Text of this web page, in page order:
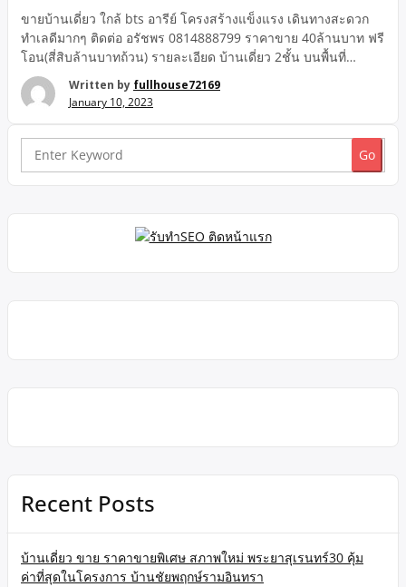
ขายบ้านเดี่ยว ใกล้ bts อารีย์ โครงสร้างแข็งแรง เดินทางสะดวก
ทำเลดีมากๆ ติดต่อ อรัชพร 0814888799 ราคาขาย 40ล้านบาท ฟรี
โอน(สี่สิบล้านบาทถ้วน) รายละเอียด บ้านเดี่ยว 2ชั้น บนพื้นที่
61ตารางวา เนื้อที่ใช้สอย 200 ตารางเมตรโดยประมาณ-4 ห้อง
นอน-5 ห้องน้ำ-2 ห้องครัว-3 ที่จอดรถพร้อมเฟอร์นิเจอร์-แอร์-ตู้ เตียง
โซฟา บ้านหันหน้าทิศตะตกเฉียงใต้ สถานที่ใกล้เคียง-bts อารีย์ ไม่
กรุงเทพมหานคร ราคาขาย 40ล้านบาทฟรีโอน สนใจติดต่ออรัชพร
081 4888 799นันทพล​ 098 5363 929​Line id: house169 PL. Real
Written by fullhouse72169
January 10, 2023
Search
Recent Posts
บ้านเดี่ยว ขาย ราคาขายพิเศษ สภาพใหม่ พระยาสุเรนทร์30 คุ้ม
ค่าที่สุดในโครงการ บ้านชัยพฤกษ์รามอินทรา